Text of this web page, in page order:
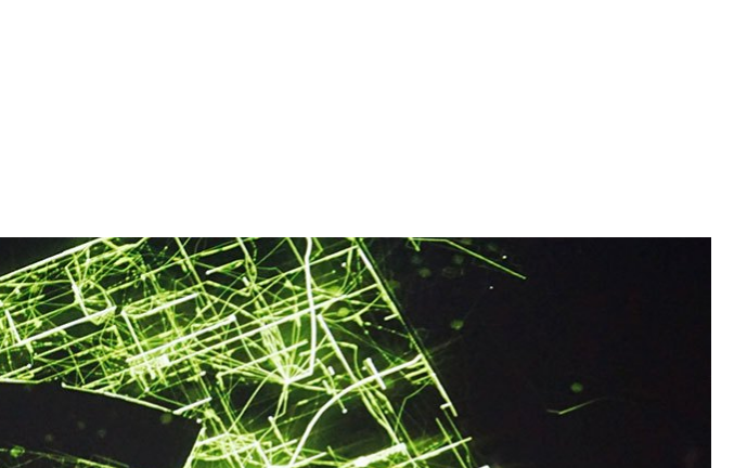
All NVIDIA News